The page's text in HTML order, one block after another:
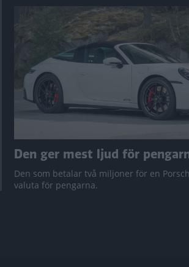
Den ger mest ljud för
Den som betalar två miljoner för en
valuta för pengarna.